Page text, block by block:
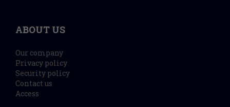
ABOUT US
Our company
Privacy policy
Security policy
Contact us
Access